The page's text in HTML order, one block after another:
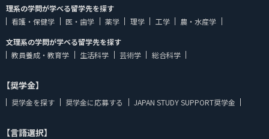
理系の学問が学べる留学先を探す
看護・保健学
医・歯学 薬学 理学 工学
農・水産学
文理系の学問が学べる留学先を探す
教員養成・教育学
生活科学 芸術学 総合科学
【奨学金】
奨学金を探す 奨学金に応募する JAPAN STUDY SUPPORT奨学金
【言語選択】